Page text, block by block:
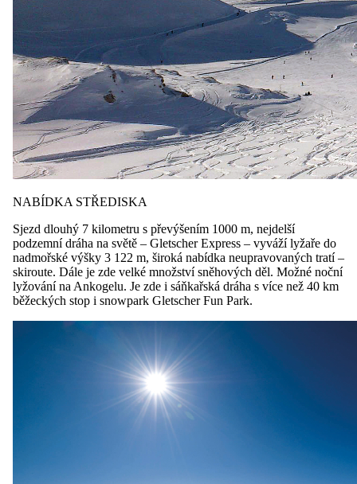
NABÍDKA STŘEDISKA
Sjezd dlouhý 7 kilometru s převýšením 1000 m, nejdelší
podzemní dráha na světě – Gletscher Express – vyváží lyžaře do
nadmořské výšky 3 122 m, široká nabídka neupravovaných tratí –
skiroute. Dále je zde velké množství sněhových děl. Možné noční
lyžování na Ankogelu. Je zde i sáňkařská dráha s více než 40 km
běžeckých stop i snowpark Gletscher Fun Park.